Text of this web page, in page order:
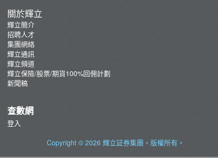
輝立証券開戶優惠總覽
關於輝立
輝立簡介
招聘人才
集團網絡
輝立通訊
輝立頻道
輝立保險/股票/期貨100%回佣計劃
新聞稿
查數網
登入
Copyright © 2026 輝立証券集團 。版權所有。